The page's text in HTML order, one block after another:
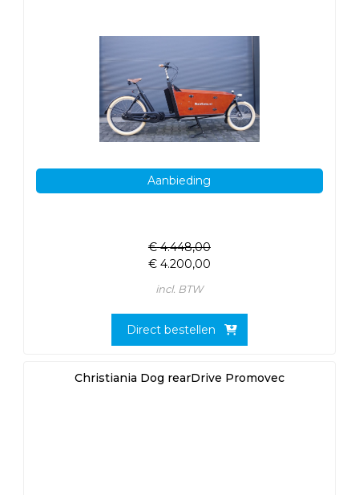
Aanbieding
€ 4.448,00
€ 4.200,00
incl. BTW
Direct bestellen
Christiania Dog rearDrive Promovec